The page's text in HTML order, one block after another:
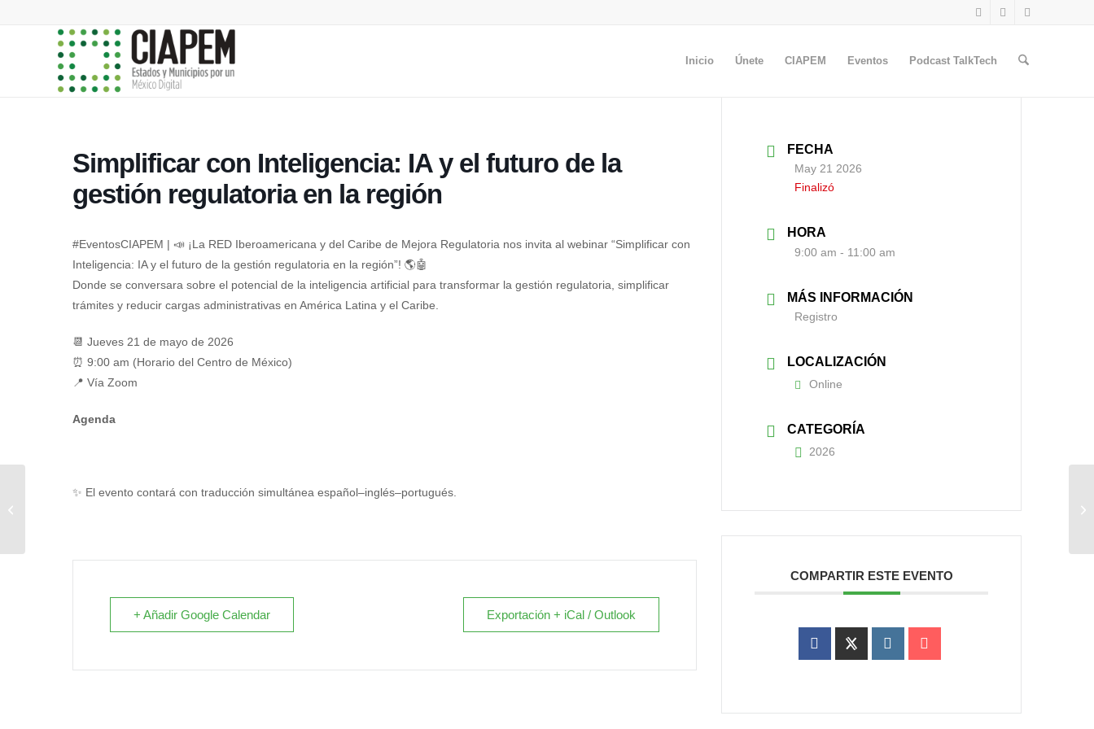
Inicio Únete CIAPEM Eventos Podcast TalkTech
Simplificar con Inteligencia: IA y el futuro de la
gestión regulatoria en la región
#EventosCIAPEM | 📣 ¡La RED Iberoamericana y del Caribe de Mejora Regulatoria nos invita al webinar “Simplificar con
Inteligencia: IA y el futuro de la gestión regulatoria en la región”! 🌎🤖
Donde se conversara sobre el potencial de la inteligencia artificial para transformar la gestión regulatoria, simplificar
trámites y reducir cargas administrativas en América Latina y el Caribe.
📆 Jueves 21 de mayo de 2026
⏰ 9:00 am (Horario del Centro de México)
📍 Vía Zoom
Agenda
✨ El evento contará con traducción simultánea español–inglés–portugués.
+ Añadir Google Calendar Exportación + iCal / Outlook
FECHA
May 21 2026
Finalizó
HORA
9:00 am - 11:00 am
MÁS INFORMACIÓN
Registro
LOCALIZACIÓN
Online
CATEGORÍA
2026
COMPARTIR ESTE EVENTO
Jornada de agentes